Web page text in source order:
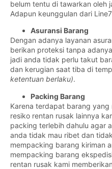
belum tentu di tawarkan oleh
Adapun keunggulan dari
Asuransi Barang
Dengan adanya layanan
berikan proteksi tanpa
jadi anda tidak perlu takut
dan kerugian saat tiba di
ketentuan berlaku).
Packing Barang
Karena terdapat barang
resiko rentan rusak lainnya
packing terlebih dahulu agar
anda tidak mau ribet dan
mempacking barang kiriman
mempacking barang
rentan rusak kami